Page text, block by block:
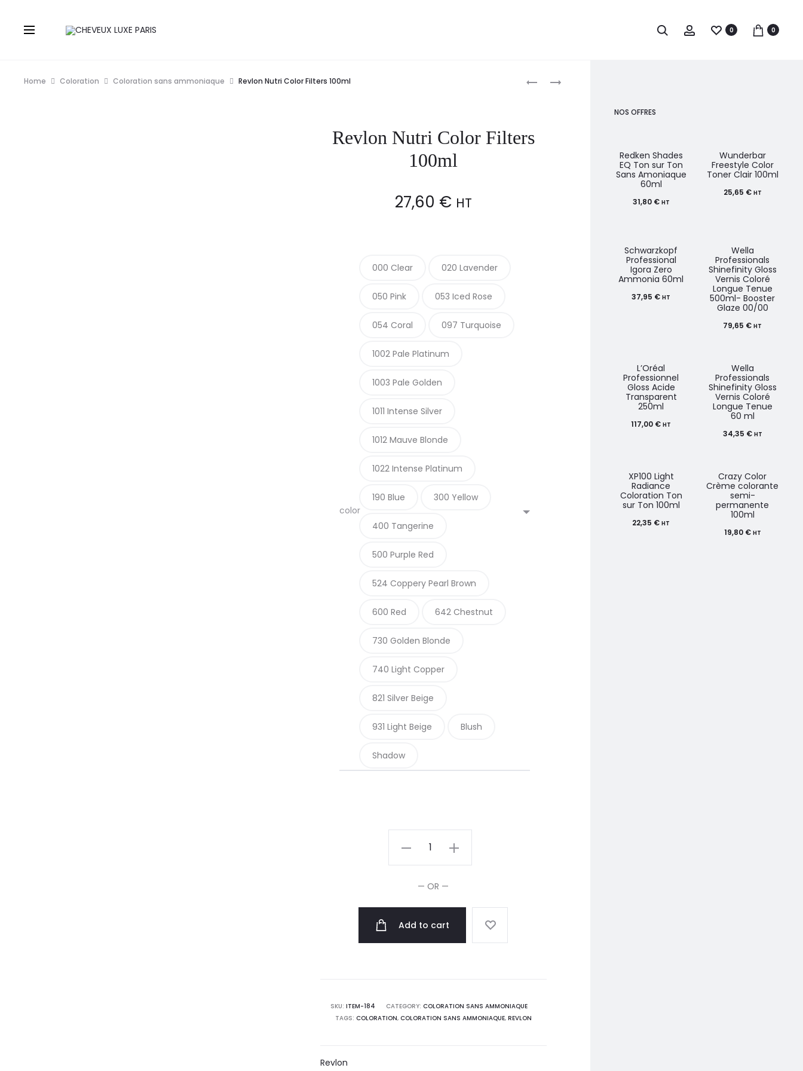
0 0
Product
navigation
WELLA
Home Coloration Coloration sans ammoniaque Revlon Nutri Color Filters 100ml
Revlon Nutri Color Filters
100ml
27,60 € HT
color
000 Clear 020 Lavender
050 Pink 053 Iced Rose
054 Coral 097 Turquoise
1002 Pale Platinum
1003 Pale Golden
1011 Intense Silver
1012 Mauve Blonde
1022 Intense Platinum
190 Blue 300 Yellow
400 Tangerine
500 Purple Red
524 Coppery Pearl Brown
600 Red 642 Chestnut
730 Golden Blonde
740 Light Copper
821 Silver Beige
931 Light Beige Blush
Shadow
100ml
quantity
— OR —
Add to cart
SKU: ITEM-184 CATEGORY: COLORATION SANS AMMONIAQUE
TAGS: COLORATION, COLORATION SANS AMMONIAQUE, REVLON
Revlon
NOS OFFRES
Redken Shades
EQ Ton sur Ton
Sans Amoniaque
60ml
31,80 € HT
Wunderbar
Freestyle Color
Toner Clair 100ml
25,65 € HT
Schwarzkopf
Professional
Igora Zero
Ammonia 60ml
37,95 € HT
Wella
Professionals
Shinefinity Gloss
Vernis Coloré
Longue Tenue
500ml- Booster
Glaze 00/00
79,65 € HT
L’Oréal
Professionnel
Gloss Acide
Transparent
250ml
117,00 € HT
Wella
Professionals
Shinefinity Gloss
Vernis Coloré
Longue Tenue
60 ml
34,35 € HT
XP100 Light
Radiance
Coloration Ton
sur Ton 100ml
22,35 € HT
Crazy Color
Crème colorante
semi-
permanente
100ml
19,80 € HT